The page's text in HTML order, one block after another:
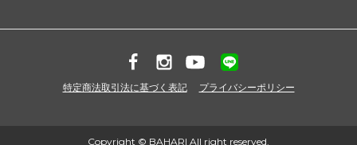
特定商法取引法に基づく表記 プライバシーポリシー
Copyright © BAHARI All right reserved.